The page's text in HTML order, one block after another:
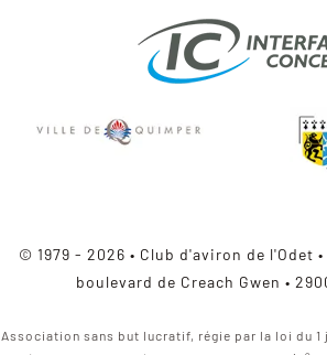
© 1979 - 2026 • Club d'aviron de l'Odet
boulevard de Creach Gwen •
Association sans but lucratif, régie par la loi du 1